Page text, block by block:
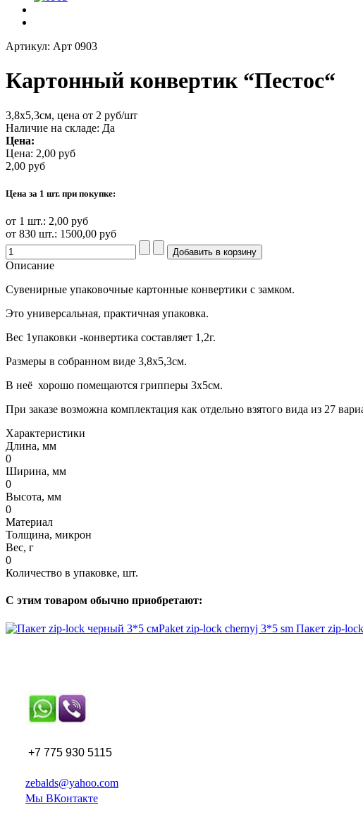
Артикул: Арт 0903
Картонный конвертик “Пестос“
3,8х5,3см, цена от 2 руб/шт
Наличие на складе: Да
Цена:
Цена: 2,00 руб
2,00 руб
Цена за 1 шт. при покупке:
от 1 шт.: 2,00 руб
от 830 шт.: 1500,00 руб
Описание
Сувенирные упаковочные картонные конвертики с замком.
Это универсальная, практичная упаковка.
Вес 1упаковки -конвертика составляет 1,2г.
Размеры в собранном виде 3,8х5,3см.
В неё хорошо помещаются грипперы 3х5см.
При заказе возможна комплектация как отдельно взятого вида из 27
Характеристики
Длина, мм
0
Ширина, мм
0
Высота, мм
0
Материал
Толщина, микрон
Вес, г
0
Количество в упаковке, шт.
С этим товаром обычно приобретают:
Paket zip-lock chernyj 3*5 sm Пакет zip-
+7 775 930 5115
zebalds@yahoo.com
Мы ВКонтакте